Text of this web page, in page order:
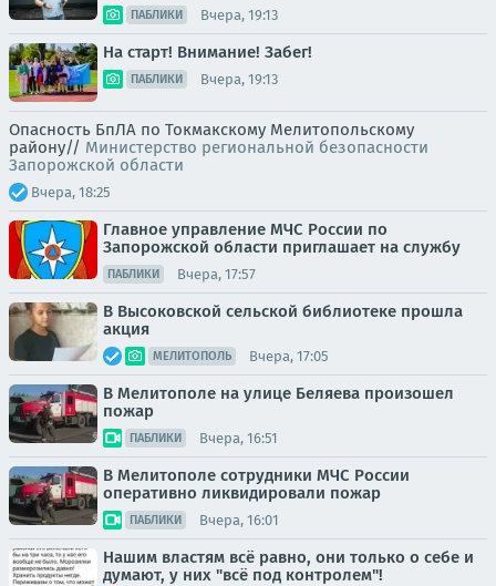
ПАБЛИКИ Вчера, 19:13
На старт! Внимание! Забег!
ПАБЛИКИ Вчера, 19:13
Опасность БпЛА по Токмакскому Мелитопольскому
району// Министерство региональной безопасности
Запорожской области
Вчера, 18:25
Главное управление МЧС России по
Запорожской области приглашает на службу
ПАБЛИКИ Вчера, 17:57
В Высоковской сельской библиотеке прошла
акция
МЕЛИТОПОЛЬ Вчера, 17:05
В Мелитополе на улице Беляева произошел
пожар
ПАБЛИКИ Вчера, 16:51
В Мелитополе сотрудники МЧС России
оперативно ликвидировали пожар
ПАБЛИКИ Вчера, 16:01
Нашим властям всё равно, они только о себе и
думают, у них "всё под контролем"!